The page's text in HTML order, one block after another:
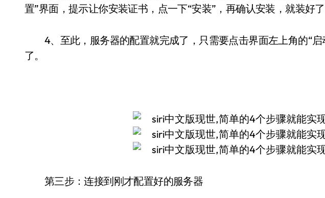
置”界面，提示让你安装证书，点一下“安装”，再确认安装，就装好了
4、至此，服务器的配置就完成了，只需要点击界面左上角的“启
了。
第三步：连接到刚才配置好的服务器